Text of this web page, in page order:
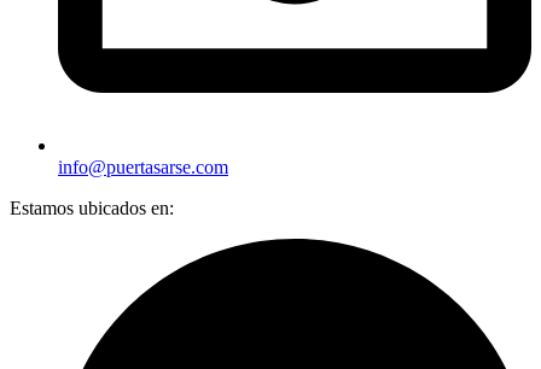
info@puertasarse.com
Estamos ubicados en: